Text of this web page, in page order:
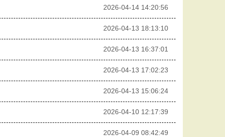
2026-04-14 14:20:56
2026-04-13 18:13:10
2026-04-13 16:37:01
2026-04-13 17:02:23
2026-04-13 15:06:24
2026-04-10 12:17:39
2026-04-09 08:42:49